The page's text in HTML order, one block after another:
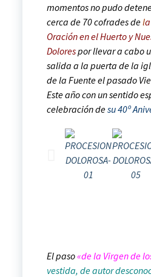
momentos no pudo
cerca de 70 cofrades del
Oración en el Huerto y
Dolorespor llevar a cabo
salida a la puerta de la
de la Fuente el pasado
Este año con un sentido
celebración desu 40º
El paso«de la Virgen de
vestida, de autor